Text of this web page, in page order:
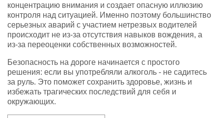
концентрацию внимания и создает опасную иллюзию
контроля над ситуацией. Именно поэтому большинство
серьезных аварий с участием нетрезвых водителей
происходит не из-за отсутствия навыков вождения, а
из-за переоценки собственных возможностей.
Безопасность на дороге начинается с простого
решения: если вы употребляли алкоголь - не садитесь
за руль. Это поможет сохранить здоровье, жизнь и
избежать трагических последствий для себя и
окружающих.